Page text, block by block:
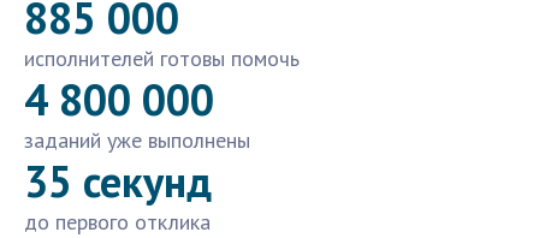
885 000
исполнителей готовы помочь
4 800 000
заданий уже выполнены
35 секунд
до первого отклика